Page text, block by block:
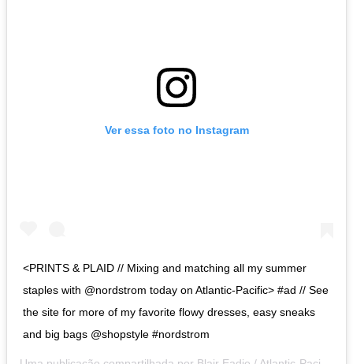
Ver essa foto no Instagram
<PRINTS & PLAID // Mixing and matching all my summer
staples with @nordstrom today on Atlantic-Pacific> #ad // See
the site for more of my favorite flowy dresses, easy sneaks
and big bags @shopstyle #nordstrom